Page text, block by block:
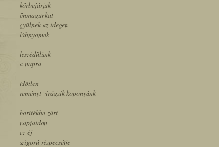
körbejárjuk
önmagunkat
gyûlnek az idegen
lábnyomok
leszédülünk
a napra
időtlen
reményt virágzik koponyánk
borítékba zárt
napjaidon
az éj
szigorú rézpecsétje